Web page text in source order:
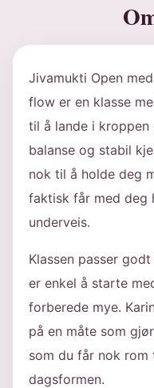
Jivamukti Open
flow er en klasse
til å lande i
balanse og stabil
nok til å holde deg
faktisk får med deg
underveis.
Klassen passer
er enkel å starte
forberede mye.
på en måte som
som du får nok rom
dagsformen.